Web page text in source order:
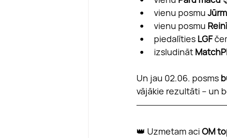
vienu posmu
vienu posmu Reinī
piedalīties LGF
izsludināt
Un jau 02.06. posms
vājākie rezultāti – un
👑 Uzmetam aci OM